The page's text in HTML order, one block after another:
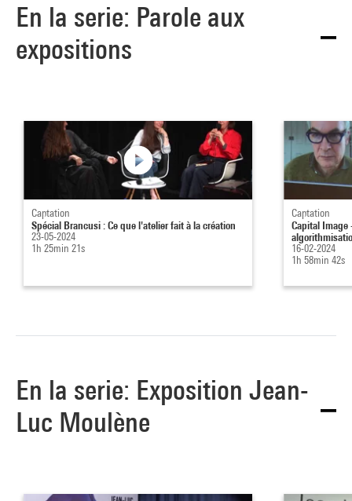
En la serie: Parole aux
expositions
Captation
Spécial Brancusi : Ce que l'atelier fait à la création
23-05-2024
1h 25min 21s
Captation
Capital Image
16-02-2024
1h 58min 42s
En la serie: Exposition Jean-
Luc Moulène